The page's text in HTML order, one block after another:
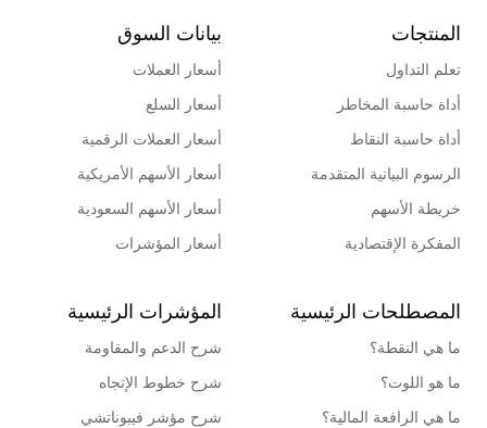
المنتجات
تعلم التداول
أداة حاسبة المخاطر
أداة حاسبة النقاط
الرسوم البيانية المتقدمة
خريطة الأسهم
المفكرة الإقتصادية
بيانات السوق
أسعار العملات
أسعار السلع
أسعار العملات الرقمية
أسعار الأسهم الأمريكية
أسعار الأسهم السعودية
أسعار المؤشرات
المصطلحات الرئيسية
ما هي النقطة؟
ما هو اللوت؟
ما هي الرافعة المالية؟
المؤشرات الرئيسية
شرح الدعم والمقاومة
شرح خطوط الإتجاه
شرح مؤشر فيبوناتشي